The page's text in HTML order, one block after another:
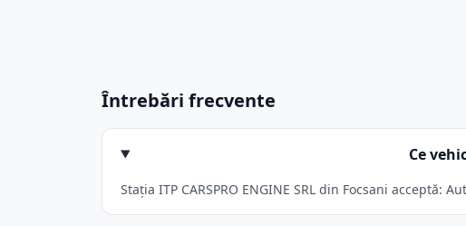
Întrebări frecvente
Ce
Stația ITP CARSPRO ENGINE SRL din Focsani